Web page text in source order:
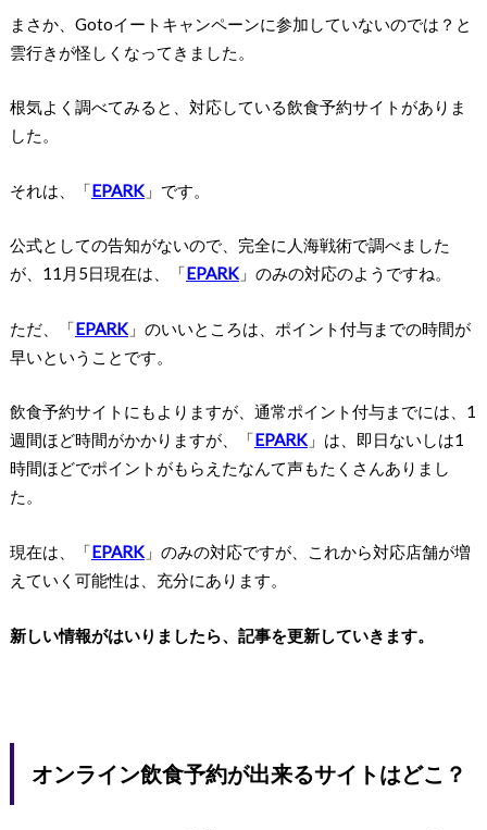
まさか、Gotoイートキャンペーンに参加していないのでは？と
雲行きが怪しくなってきました。
根気よく調べてみると、対応している飲食予約サイトがありま
した。
それは、「EPARK」です。
公式としての告知がないので、完全に人海戦術で調べました
が、11月5日現在は、「EPARK」のみの対応のようですね。
ただ、「EPARK」のいいところは、ポイント付与までの時間が
早いということです。
飲食予約サイトにもよりますが、通常ポイント付与までには、1
週間ほど時間がかかりますが、「EPARK」は、即日ないしは1
時間ほどでポイントがもらえたなんて声もたくさんありまし
た。
現在は、「EPARK」のみの対応ですが、これから対応店舗が増
えていく可能性は、充分にあります。
新しい情報がはいりましたら、記事を更新していきます。
オンライン飲食予約が出来るサイトはどこ？